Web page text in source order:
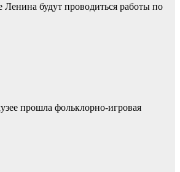
будут проводиться работы по
прошла фольклорно-игровая